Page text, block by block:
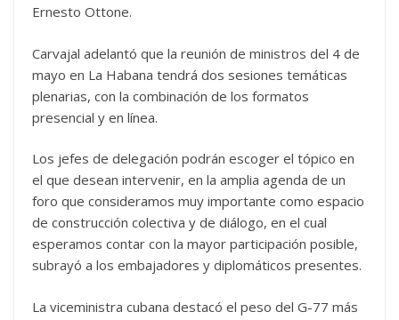
Ernesto Ottone.
Carvajal adelantó que la reunión de ministros del 4 de
mayo en La Habana tendrá dos sesiones temáticas
plenarias, con la combinación de los formatos
presencial y en línea.
Los jefes de delegación podrán escoger el tópico en
el que desean intervenir, en la amplia agenda de un
foro que consideramos muy importante como espacio
de construcción colectiva y de diálogo, en el cual
esperamos contar con la mayor participación posible,
subrayó a los embajadores y diplomáticos presentes.
La viceministra cubana destacó el peso del G-77 más